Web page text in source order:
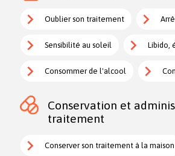
Oublier son traitement
Sensibilité au soleil Libido,
Consommer de l'alcool
Conservation et
traitement
Conserver son traitement à la maison